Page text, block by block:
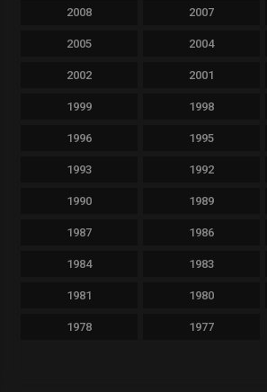
2008 2007
2005 2004
2002 2001
1999 1998
1996 1995
1993 1992
1990 1989
1987 1986
1984 1983
1981 1980
1978 1977